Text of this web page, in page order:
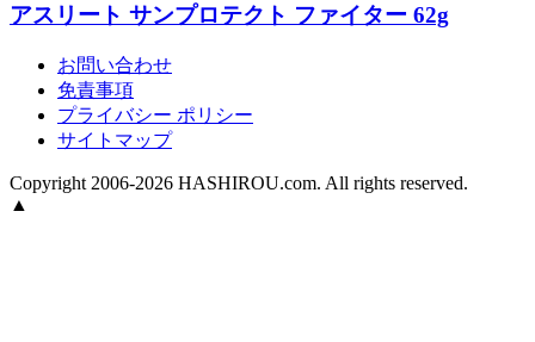
アスリート サンプロテクト ファイター 62g
お問い合わせ
免責事項
プライバシー ポリシー
サイトマップ
Copyright 2006-2026 HASHIROU.com. All rights reserved.
▲